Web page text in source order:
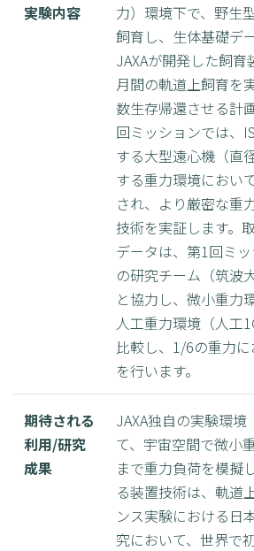
実験内容
力）環境下で、野生
飼育し、生体基礎デ
JAXAが開発した飼
月間の軌道上飼育を
数生存帰還させる計
回ミッションでは、
する大型遠心機（直
する重力環境におい
され、より厳密な重
技術を実証します。
データは、第1回ミッ
の研究チーム（筑波
と協力し、微小重力
人工重力環境（人工
比較し、1/6の重力
を行います。
期待される
利用/研究
成果
JAXA独自の実験環境
て、宇宙空間で微小
まで重力負荷を模擬
る装置技術は、軌道
ンス実験における日
究において、世界で